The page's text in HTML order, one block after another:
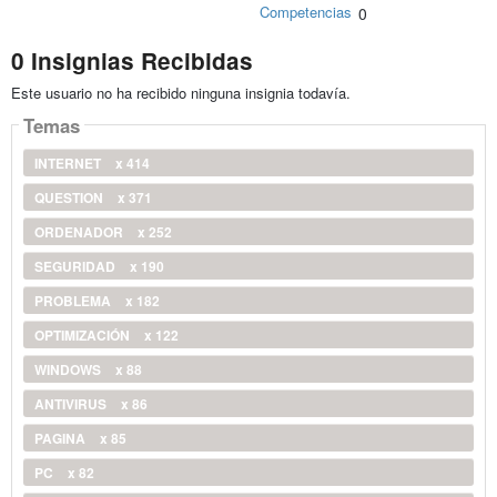
Competencias 0
0 Insignias Recibidas
Este usuario no ha recibido ninguna insignia todavía.
Temas
INTERNET
x 414
QUESTION
x 371
ORDENADOR
x 252
SEGURIDAD
x 190
PROBLEMA
x 182
OPTIMIZACIÓN
x 122
WINDOWS
x 88
ANTIVIRUS
x 86
PAGINA
x 85
PC
x 82